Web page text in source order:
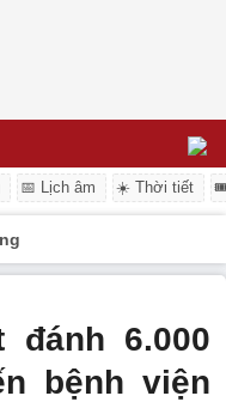
📅 Lịch âm ☀️ Thời tiết
đánh 6.000
bệnh viện